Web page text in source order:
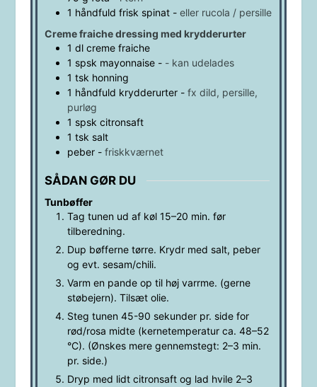
1 håndfuld frisk spinat- eller rucola / persille
Creme fraiche dressing med krydderurter
1 dl creme fraiche
1 spsk mayonnaise- - kan udelades
1 tsk honning
1 håndfuld krydderurter- fx dild, persille,
purløg
1 spsk citronsaft
1 tsk salt
peber- friskkværnet
SÅDAN GØR DU
Tunbøffer
Tag tunen ud af køl 15–20 min. før
tilberedning.
Dup bøfferne tørre. Krydr med salt, peber
og evt. sesam/chili.
Varm en pande op til høj varrme. (gerne
støbejern). Tilsæt olie.
Steg tunen 45-90 sekunder pr. side for
rød/rosa midte (kernetemperatur ca. 48–52
°C). (Ønskes mere gennemstegt: 2–3 min.
pr. side.)
Dryp med lidt citronsaft og lad hvile 2–3